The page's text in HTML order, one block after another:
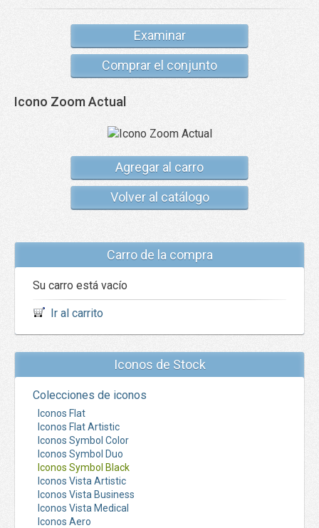
Examinar
Comprar el conjunto
Icono Zoom Actual
Agregar al carro
Volver al catálogo
Carro de la compra
Su carro está vacío
Ir al carrito
Iconos de Stock
Colecciones de iconos
Iconos Flat
Iconos Flat Artistic
Iconos Symbol Color
Iconos Symbol Duo
Iconos Symbol Black
Iconos Vista Artistic
Iconos Vista Business
Iconos Vista Medical
Iconos Aero